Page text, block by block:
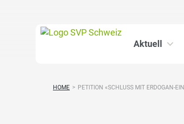
Aktuell
HOME > PETITION «SCHLUSS MIT ERDOGAN-